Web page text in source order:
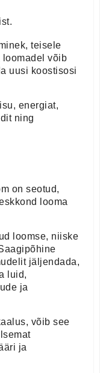
teisele
loomadel võib
uusi koostisosi
energiat,
ning
on seotud,
looma
loomse, niiske
jäljendada,
luid,
ja
võib see
ja